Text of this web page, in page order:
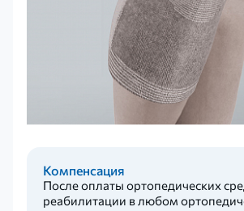
Компенсация
После оплаты ортопедических
реабилитации в любом